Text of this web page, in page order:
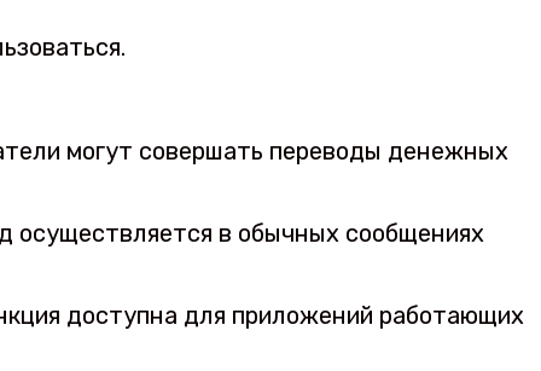
могут совершать переводы денежных
осуществляется в обычных сообщениях
доступна для приложений работающих